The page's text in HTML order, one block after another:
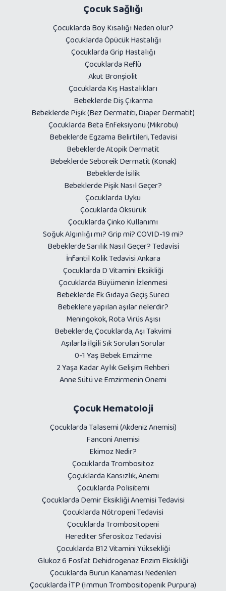
Çocuk Sağlığı
Çocuklarda Boy Kısalığı Neden olur?
Çocuklarda Öpücük Hastalığı
Çocuklarda Grip Hastalığı
Çocuklarda Reflü
Akut Bronşiolit
Çocuklarda Kış Hastalıkları
Bebeklerde Diş Çıkarma
Bebeklerde Pişik (Bez Dermatiti, Diaper Dermatit)
Çocuklarda Beta Enfeksiyonu (Mikrobu)
Bebeklerde Egzama Belirtileri, Tedavisi
Bebeklerde Atopik Dermatit
Bebeklerde Seboreik Dermatit (Konak)
Bebeklerde İsilik
Bebeklerde Pişik Nasıl Geçer?
Çocuklarda Uyku
Çocuklarda Öksürük
Çocuklarda Çinko Kullanımı
Soğuk Algınlığı mı? Grip mi? COVID-19 mi?
Bebeklerde Sarılık Nasıl Geçer? Tedavisi
İnfantil Kolik Tedavisi Ankara
Çocuklarda D Vitamini Eksikliği
Çocuklarda Büyümenin İzlenmesi
Bebeklerde Ek Gıdaya Geçiş Süreci
Bebeklere yapılan aşılar nelerdir?
Meningokok, Rota Virüs Aşısı
Bebeklerde, Çocuklarda, Aşı Takvimi
Aşılarla İlgili Sık Sorulan Sorular
0-1 Yaş Bebek Emzirme
2 Yaşa Kadar Aylık Gelişim Rehberi
Anne Sütü ve Emzirmenin Önemi
Çocuk Hematoloji
Çocuklarda Talasemi (Akdeniz Anemisi)
Fanconi Anemisi
Ekimoz Nedir?
Çocuklarda Trombositoz
Çoçuklarda Kansızlık, Anemi
Çocuklarda Polisitemi
Çocuklarda Demir Eksikliği Anemisi Tedavisi
Çocuklarda Nötropeni Tedavisi
Çocuklarda Trombositopeni
Herediter Sferositoz Tedavisi
Çocuklarda B12 Vitamini Yüksekliği
Glukoz 6 Fosfat Dehidrogenaz Enzim Eksikliği
Çocuklarda Burun Kanaması Nedenleri
Çocuklarda İTP (Immun Trombositopenik Purpura)